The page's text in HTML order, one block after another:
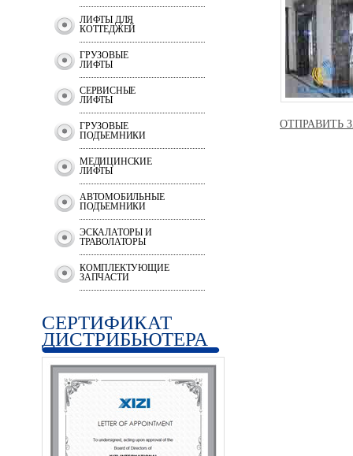
ЛИФТЫ ДЛЯ
КОТТЕДЖЕЙ
ГРУЗОВЫЕ
ЛИФТЫ
СЕРВИСНЫЕ
ЛИФТЫ
ГРУЗОВЫЕ
ПОДЪЕМНИКИ
МЕДИЦИНСКИЕ
ЛИФТЫ
АВТОМОБИЛЬНЫЕ
ПОДЪЕМНИКИ
ЭСКАЛАТОРЫ И
ТРАВОЛАТОРЫ
КОМПЛЕКТУЮЩИЕ
ЗАПЧАСТИ
СЕРТИФИКАТ
ДИСТРИБЬЮТЕРА
ОТПРАВИТЬ